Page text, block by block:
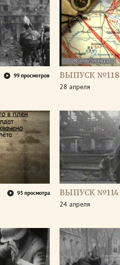
99 просмотров ВЫПУСК №118
28 апреля
93 просмотра ВЫПУСК №114
24 апреля